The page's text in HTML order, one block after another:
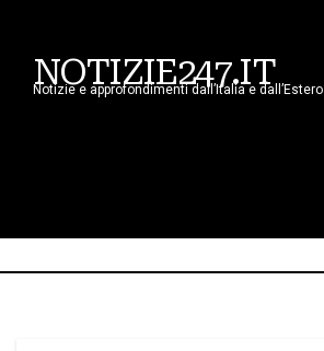
NOTIZIE247.IT
Notizie e approfondimenti dall’Italia e dall’Estero